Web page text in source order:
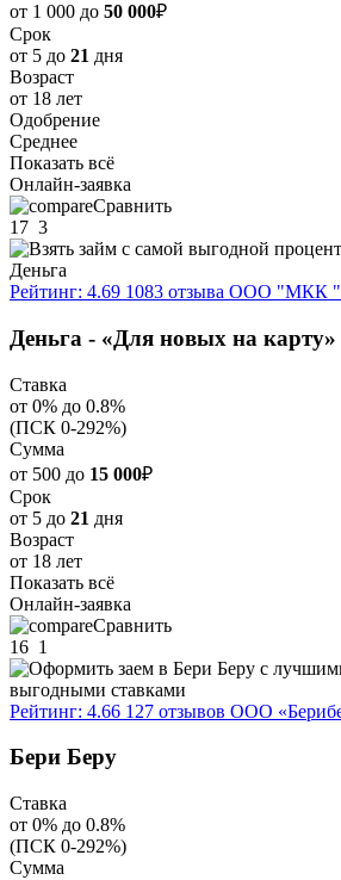
от 1 000 до 50 000₽
Срок
от 5 до 21 дня
Возраст
от 18 лет
Одобрение
Среднее
Показать всё
Онлайн-заявка
Сравнить
17 3
Рейтинг: 4.69 1083 отзыва ООО "МКК
Деньга - «Для новых на карту»
Ставка
от 0% до 0.8%
(ПСК 0-292%)
Сумма
от 500 до 15 000₽
Срок
от 5 до 21 дня
Возраст
от 18 лет
Показать всё
Онлайн-заявка
Сравнить
16 1
Рейтинг: 4.66 127 отзывов ООО
Бери Беру
Ставка
от 0% до 0.8%
(ПСК 0-292%)
Сумма